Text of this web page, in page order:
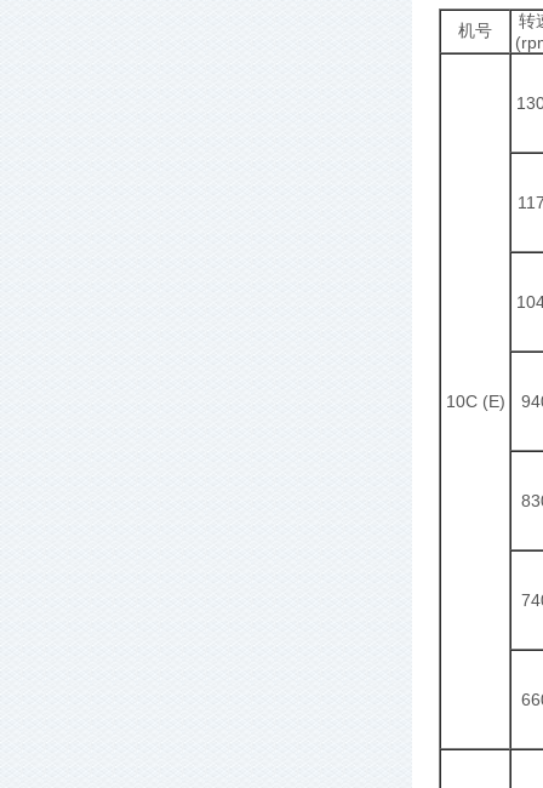
机号
转
10C (E)